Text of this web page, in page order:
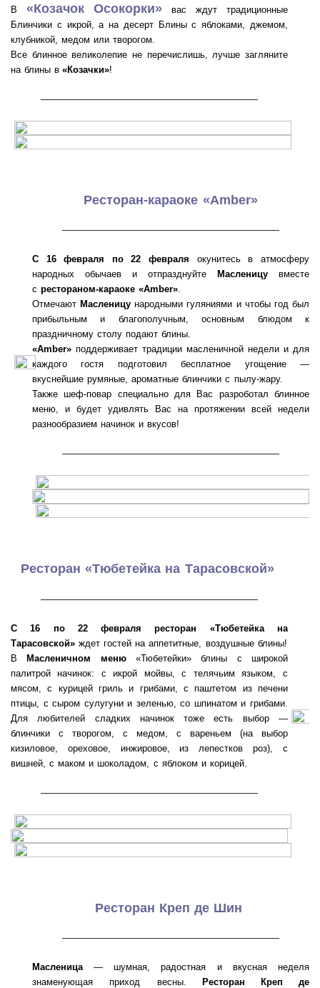
В«Козачок Осокорки»вас ждут традиционные
Блинчики с икрой, а на десерт Блины с яблоками, джемом,
клубникой, медом или творогом.
Все блинное великолепие не перечислишь, лучше загляните
на блины в «Козачки»!
———————————————————
Ресторан-караоке «Amber»
———————————————————
С 16 февраля по 22 февраля окунитесь в атмосферу
народных обычаев и отпразднуйтеМасленицувместе
срестораном-караоке «Amber».
Отмечают Масленицународными гуляниями и чтобы год был
прибыльным и благополучным, основным блюдом к
праздничному столу подают блины.
«Аmber» поддерживает традиции масленичной недели и для
каждого гостя подготовил бесплатное угощение —
вкуснейшие румяные, ароматные блинчики с пылу-жару.
Также шеф-повар специально для Вас разроботал блинное
меню, и будет удивлять Вас на протяжении всей недели
разнообразием начинок и вкусов!
———————————————————
Ресторан «Тюбетейка на Тарасовской»
———————————————————
С 16 по 22 февраляресторан «Тюбетейка на
Тарасовской»ждет гостей на аппетитные, воздушные блины!
В
Масленичном меню«Тюбетейки» блины с широкой
палитрой начинок: с икрой мойвы, с телячьим языком, с
мясом, с курицей гриль и грибами, с паштетом из печени
птицы, с сыром сулугуни и зеленью, со шпинатом и грибами.
Для любителей сладких начинок тоже есть выбор —
блинчики с творогом, с медом, с вареньем (на выбор
кизиловое, ореховое, инжировое, из лепестков роз), с
вишней, с маком и шоколадом, с яблоком и корицей.
———————————————————
Ресторан Креп де Шин
———————————————————
Масленица— шумная, радостная и вкусная неделя
знаменующая приход весны.
Ресторан Креп де